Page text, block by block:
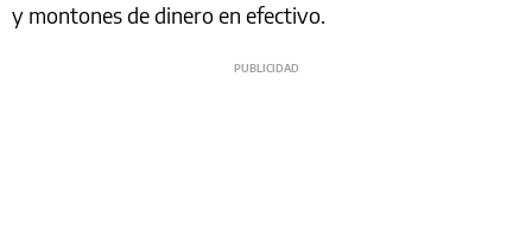
y montones de dinero en efectivo.